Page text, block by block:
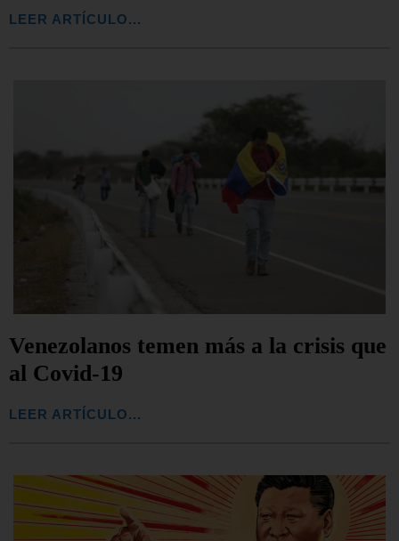
LEER ARTÍCULO...
Venezolanos temen más a la crisis que
al Covid-19
LEER ARTÍCULO...